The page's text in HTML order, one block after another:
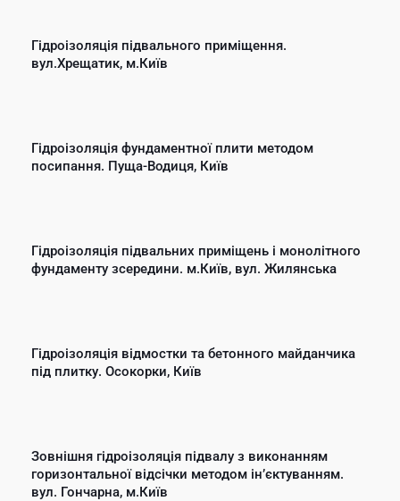
Гідроізоляція підвального приміщення.
вул.Хрещатик, м.Київ
Гідроізоляція фундаментної плити методом
посипання. Пуща-Водиця, Київ
Гідроізоляція підвальних приміщень і монолітного
фундаменту зсередини. м.Київ, вул. Жилянська
Гідроізоляція відмостки та бетонного майданчика
під плитку. Осокорки, Київ
Зовнішня гідроізоляція підвалу з виконанням
горизонтальної відсічки методом інʼєктуванням.
вул. Гончарна, м.Київ